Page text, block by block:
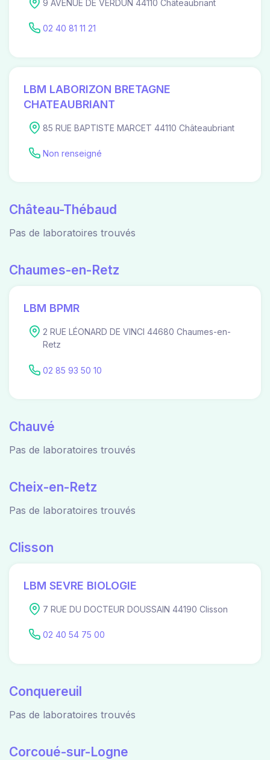
9 AVENUE DE VERDUN 44110 Châteaubriant
02 40 81 11 21
LBM LABORIZON BRETAGNE
CHATEAUBRIANT
85 RUE BAPTISTE MARCET 44110 Châteaubriant
Non renseigné
Château-Thébaud
Pas de laboratoires trouvés
Chaumes-en-Retz
LBM BPMR
2 RUE LÉONARD DE VINCI 44680 Chaumes-en-
Retz
02 85 93 50 10
Chauvé
Pas de laboratoires trouvés
Cheix-en-Retz
Pas de laboratoires trouvés
Clisson
LBM SEVRE BIOLOGIE
7 RUE DU DOCTEUR DOUSSAIN 44190 Clisson
02 40 54 75 00
Conquereuil
Pas de laboratoires trouvés
Corcoué-sur-Logne